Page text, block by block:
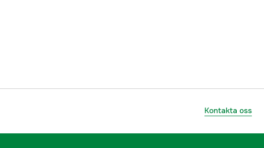
Kontakta oss